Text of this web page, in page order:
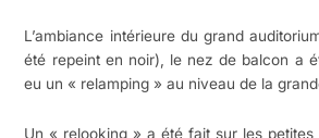
L’ambiance intérieure du grand
été repeint en noir), le nez de balcon a
eu un « relamping » au niveau de la
Un « relooking » a été fait sur les petites